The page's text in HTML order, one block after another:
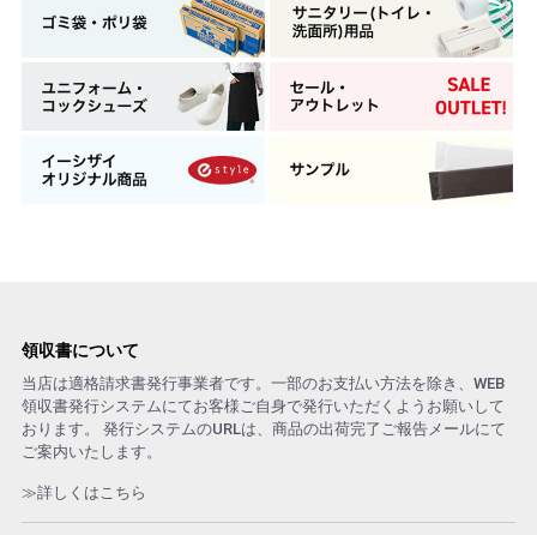
領収書について
当店は適格請求書発行事業者です。一部のお支払い方法を除き、WEB
領収書発行システムにてお客様ご自身で発行いただくようお願いして
おります。 発行システムのURLは、商品の出荷完了ご報告メールにて
ご案内いたします。
≫詳しくはこちら